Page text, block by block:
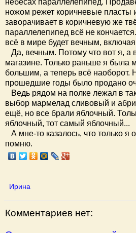
ножом режет коричневые пласты
заворачивает в коричневую же
параллелепипед всё не
всё в мире будет вечным,
Да, вечным. Потому что вот я, а
магазине. Только раньше я была
большим, а теперь всё наоборот.
прошедшие годы было продано
Ведь рядом на полке лежал в
выбор мармелад сливовый и
ещё, но все брали яблочный.
яблочный, тот самый яблочный...
А мне-то казалось, что только я
помню.
Ирина
Комментариев нет: